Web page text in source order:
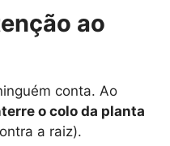
ao
conta. Ao
o colo da planta
a raiz).